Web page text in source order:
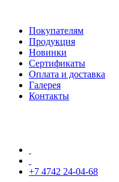
Покупателям
Продукция
Новинки
Сертификаты
Оплата и доставка
Галерея
Контакты
+7 4742 24-04-68